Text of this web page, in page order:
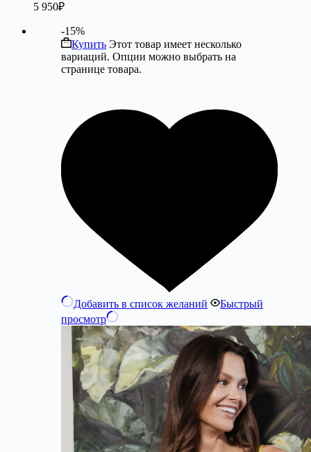
5 950₽
-15%
Купить Этот товар имеет несколько
вариаций. Опции можно выбрать на
странице товара.
Добавить в список желаний
Быстрый
просмотр